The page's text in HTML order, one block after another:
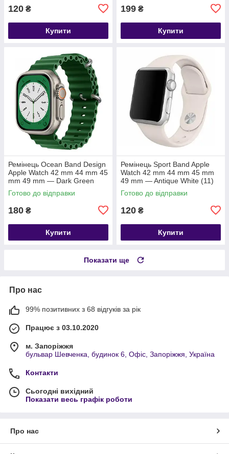
120 ₴
Купити
199 ₴
Купити
Ремінець Ocean Band Design
Apple Watch 42 mm 44 mm 45
mm 49 mm — Dark Green
Готово до відправки
180 ₴
Купити
Ремінець Sport Band Apple
Watch 42 mm 44 mm 45 mm
49 mm — Antique White (11)
Готово до відправки
120 ₴
Купити
Показати ще
Про нас
99% позитивних з 68 відгуків за рік
Працює з 03.10.2020
м. Запоріжжя
бульвар Шевченка, будинок 6, Офіс, Запоріжжя, Україна
Контакти
Сьогодні вихідний
Показати весь графік роботи
Про нас